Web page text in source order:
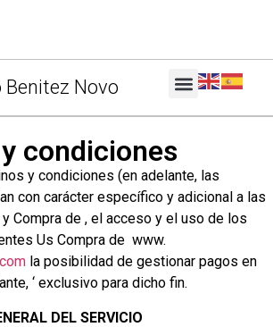
Benitez Novo
condiciones
y condiciones (en adelante, las
con carácter específico y adicional a las
Compra de , el acceso y el uso de los
Us Compra de www.
la posibilidad de gestionar pagos en
‘ exclusivo para dicho fin.
DEL SERVICIO